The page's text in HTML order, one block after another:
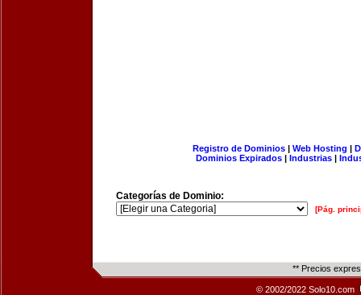
Registro de Dominios| Web Hosting |
Dominios Expirados | Industrias |
Categorías de Dominio:
[Pág.
** Precios
© 2002/2022 Solo10.com